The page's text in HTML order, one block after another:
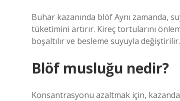
Buhar kazanında blöf Aynı zamanda,
tüketimini artırır. Kireç tortularını
boşaltılır ve besleme suyuyla
Blöf musluğu nedir?
Konsantrasyonu azaltmak için,